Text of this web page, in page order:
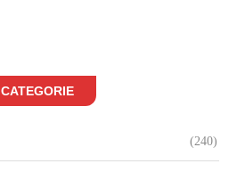
CATEGORIE
(240)